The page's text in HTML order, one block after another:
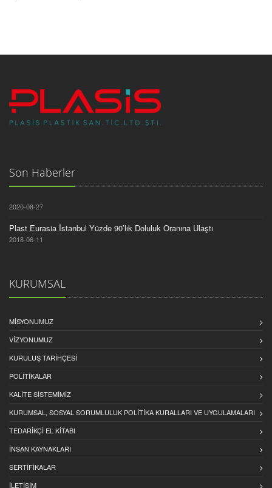
Son Haberler
2020-08-27
Plast Eurasia İstanbul Yüzde 90’lık Doluluk Oranına Ulaştı
2018-06-11
KURUMSAL
MISYONUMUZ
VIZYONUMUZ
KURULUŞ TARIHÇESI
POLITIKALAR
KALITE SISTEMIMIZ
KURUMSAL, SOSYAL SORUMLULUK POLITIKA KURALLARI VE UYGULAMALARI
TEDARIKÇI EL KITABI
İNSAN KAYNAKLARI
SERTİFİKALAR
İLETİŞİM